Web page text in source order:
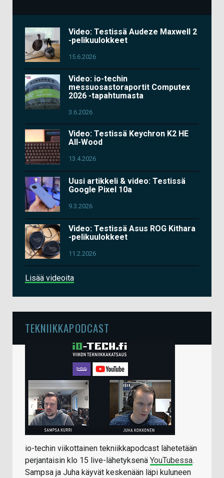
Video: Testissä Audeze Maxwell 2
-pelikuulokkeet
15.6.2026
Video: io-techin
messuosastoraportit Computex
2026 -tapahtumasta
3.6.2026
Video: Testissä Keychron K2 HE
All-Wood
13.4.2026
Uusi artikkeli & video: Testissä
Google Pixel 10a
9.3.2026
Video: Testissä Asus ROG Kithara
-pelikuulokkeet
11.2.2026
Lisää videoita
TEKNIIKKAPODCAST
io-techin viikottainen tekniikkapodcast lähetetään
perjantaisin klo 15 live-lähetyksenä YouTubessa.
Sampsa ja Juha käyvät keskenään läpi kuluneen